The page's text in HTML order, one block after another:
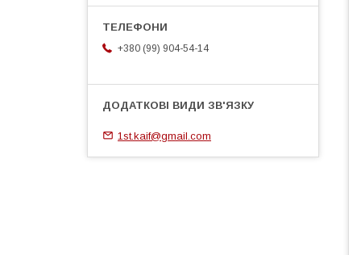
+380 (99) 904-54-14
1st.kaif@gmail.com